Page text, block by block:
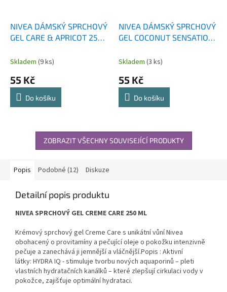
NIVEA DÁMSKÝ SPRCHOVÝ
GEL CARE & APRICOT 250
Skladem (9 ks)
55 Kč
Do košíku
NIVEA DÁMSKÝ SPRCHOVÝ
GEL COCONUT SENSATION
Skladem (3 ks)
55 Kč
Do košíku
ZOBRAZIT VŠECHNY SOUVISEJÍCÍ PRODUKTY
Popis Podobné (12) Diskuze
Detailní popis produktu
NIVEA SPRCHOVÝ GEL CREME CARE 250 ML
Krémový sprchový gel Creme Care s unikátní vůní Nivea
obohacený o provitamíny a pečující oleje o pokožku intenzivně
pečuje a zanechává ji jemnější a vláčnější.Popis : Aktivní
látky: HYDRA IQ - stimuluje tvorbu nových aquaporinů – pleti
vlastních hydratačních kanálků – které zlepšují cirkulaci vody v
pokožce, zajišťuje optimální hydrataci.